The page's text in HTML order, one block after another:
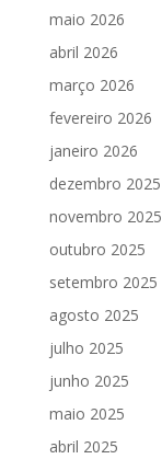
maio 2026
abril 2026
março 2026
fevereiro 2026
janeiro 2026
dezembro 2025
novembro 2025
outubro 2025
setembro 2025
agosto 2025
julho 2025
junho 2025
maio 2025
abril 2025